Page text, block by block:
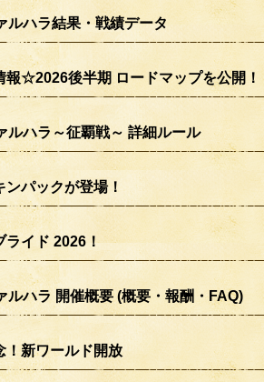
ルハラ結果・戦績データ
☆2026後半期 ロードマップを公開！
ルハラ～征覇戦～ 詳細ルール
ンパックが登場！
ライド 2026！
ルハラ 開催概要 (概要・報酬・FAQ)
！新ワールド開放